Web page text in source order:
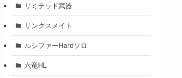
リミテッド武器
リンクスメイト
ルシファーHardソロ
六竜HL